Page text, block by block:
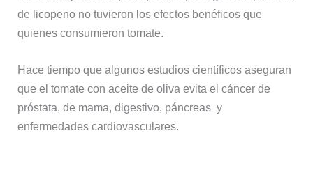
de licopeno no tuvieron los efectos benéficos que
quienes consumieron tomate.
Hace tiempo que algunos estudios científicos aseguran
que el tomate con aceite de oliva evita el cáncer de
próstata, de mama, digestivo, páncreas y
enfermedades cardiovasculares.